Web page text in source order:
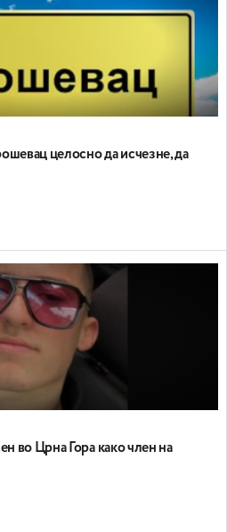
целосно да исчезне, да
во Црна Гора како член на